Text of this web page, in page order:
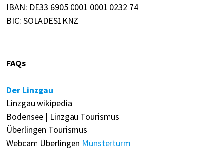
IBAN: DE33 6905 0001 0001 0232 74
BIC: SOLADES1KNZ
FAQs
Der Linzgau
Linzgau wikipedia
Bodensee | Linzgau Tourismus
Überlingen Tourismus
Webcam Überlingen Münsterturm